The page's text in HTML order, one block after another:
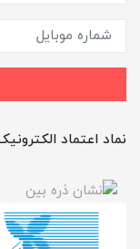
نماد اعتماد